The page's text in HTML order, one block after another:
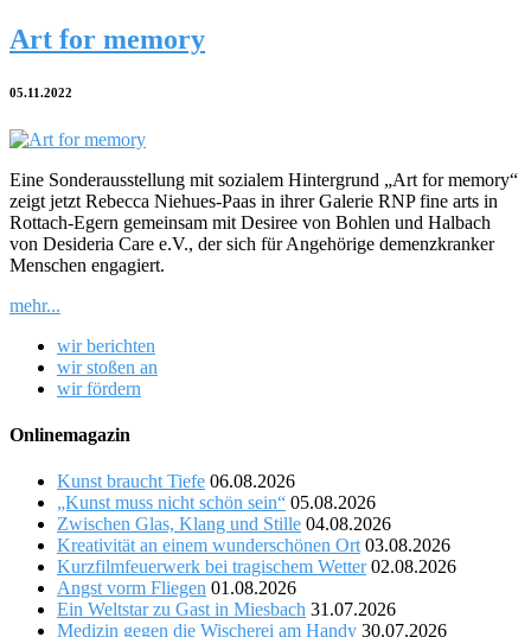
Art for memory
05.11.2022
Eine Sonderausstellung mit sozialem Hintergrund „Art for memory“
zeigt jetzt Rebecca Niehues-Paas in ihrer Galerie RNP fine arts in
Rottach-Egern gemeinsam mit Desiree von Bohlen und Halbach
von Desideria Care e.V., der sich für Angehörige demenzkranker
Menschen engagiert.
mehr...
wir berichten
wir stoßen an
wir fördern
Onlinemagazin
Kunst braucht Tiefe 06.08.2026
„Kunst muss nicht schön sein“ 05.08.2026
Zwischen Glas, Klang und Stille 04.08.2026
Kreativität an einem wunderschönen Ort 03.08.2026
Kurzfilmfeuerwerk bei tragischem Wetter 02.08.2026
Angst vorm Fliegen 01.08.2026
Ein Weltstar zu Gast in Miesbach 31.07.2026
Medizin gegen die Wischerei am Handy 30.07.2026